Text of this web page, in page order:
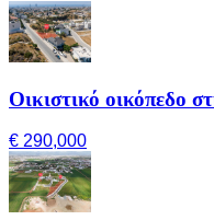
Οικιστικό οικόπεδο
€ 290,000